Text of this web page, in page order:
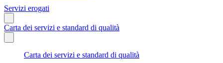
Servizi erogati
Carta dei servizi e standard di qualità
Carta dei servizi e standard di qualità